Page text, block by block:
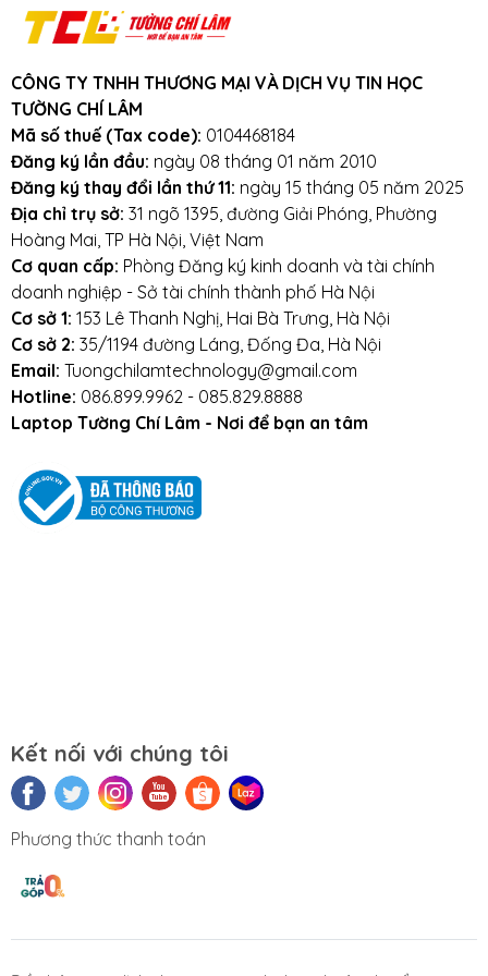
Cam kết:Tường Chí Lâm
chất lượng cao. Với tiêu chí chất lượng là
hàng đầu, chúng thôi cam kết không bán
hàng kém chất lượng, gây ảnh hưởng
đến laptop của khách hàng.
Lâm – Điểm 10 cho sự tin cậy
Lưu ý khi sử dụng pin laptop:
Tránh pin bị va đập, rơi vỡ, móp méo, tác
động vật lý bên ngoài vào
Tránh pin tiếp xúc với nước.
Tắt các ứng dụng không cần thiết khi sử dụng
laptop.
Mọi yêu cầu đặt hàng, hỗ trợ tư vấn sản
Website:https://tuongchilam.com
CÔNG TY TNHH THƯƠNG MẠI VÀ DỊCH VỤ TIN HỌC
TƯỜNG CHÍ LÂM
Mã số thuế (Tax code): 0104468184
Đăng ký lần đầu: ngày 08 tháng 01 năm 2010
Đăng ký thay đổi lần thứ 11: ngày 15 tháng 05 năm 2025
Địa chỉ trụ sở: 31 ngõ 1395, đường Giải Phóng, Phường
Hoàng Mai, TP Hà Nội, Việt Nam
Cơ quan cấp: Phòng Đăng ký kinh doanh và tài chính
doanh nghiệp - Sở tài chính thành phố Hà Nội
Cơ sở 1: 153 Lê Thanh Nghị, Hai Bà Trưng, Hà Nội
Cơ sở 2: 35/1194 đường Láng, Đống Đa, Hà Nội
Email: Tuongchilamtechnology@gmail.com
Hotline: 086.899.9962 - 085.829.8888
Laptop Tường Chí Lâm - Nơi để bạn an tâm
Kết nối với chúng tôi
Phương thức thanh toán